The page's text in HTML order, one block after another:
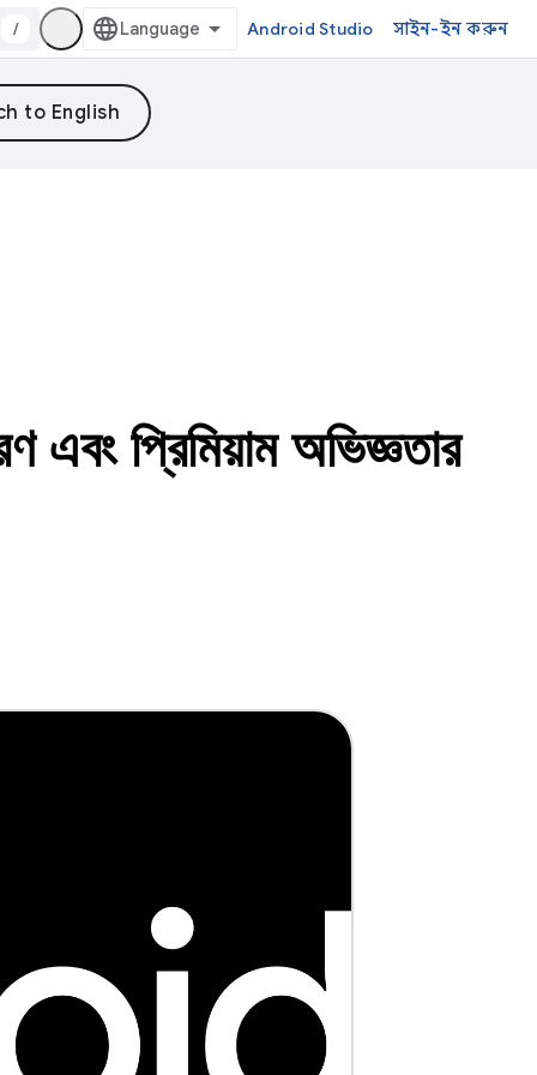
/ Android Studio সাইন-ইন করুন
প্রিমিয়াম অভিজ্ঞতার